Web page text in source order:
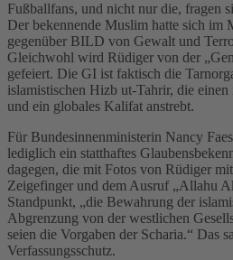
Fußballfans, und nicht nur die, fragen
Der bekennende Muslim hatte sich im
gegenüber BILD von Gewalt und
Gleichwohl wird Rüdiger von der
gefeiert. Die GI ist faktisch die
islamistischen Hizb ut-Tahrir, die einen
und ein globales Kalifat anstrebt.
Für Bundesinnenministerin Nancy
lediglich ein statthaftes
dagegen, die mit Fotos von Rüdiger
Zeigefinger und dem Ausruf „Allahu
Standpunkt, „die Bewahrung der
Abgrenzung von der westlichen
seien die Vorgaben der Scharia.“ Das
Verfassungsschutz.